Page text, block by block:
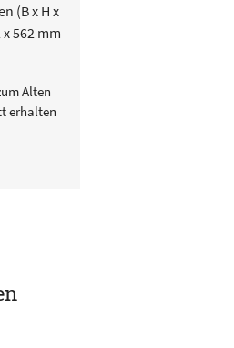
(B x H x
x 562 mm
Alten
erhalten